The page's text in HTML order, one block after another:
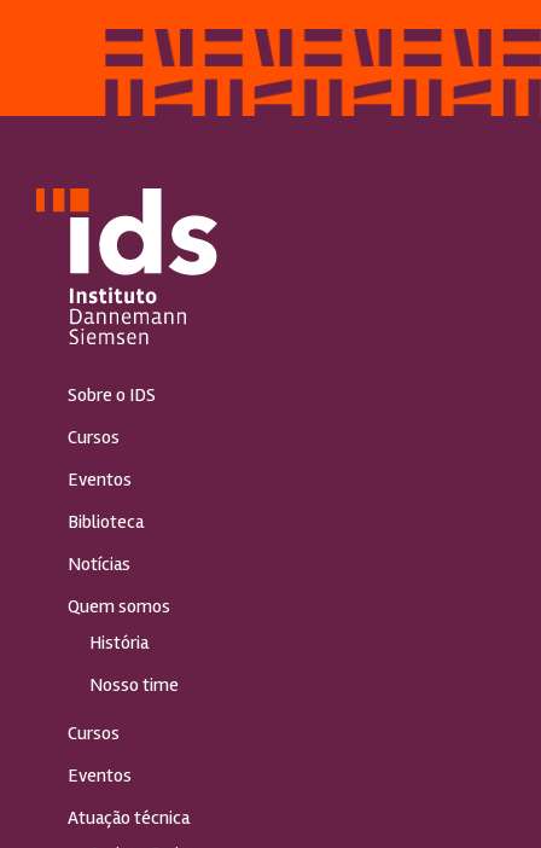
Sobre o IDS
Cursos
Eventos
Biblioteca
Notícias
Quem somos
História
Nosso time
Cursos
Eventos
Atuação técnica